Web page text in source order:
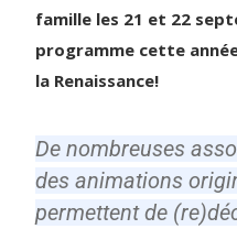
famille les 21 et 22
programme cette
la Renaissance!
De nombreuses
des animations
permettent de